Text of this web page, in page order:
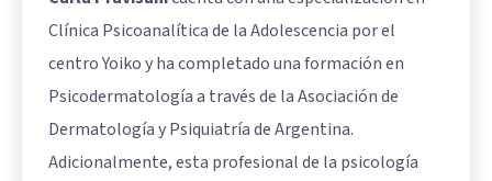
Clínica Psicoanalítica de la Adolescencia por el
centro Yoiko y ha completado una formación en
Psicodermatología a través de la Asociación de
Dermatología y Psiquiatría de Argentina.
Adicionalmente, esta profesional de la psicología